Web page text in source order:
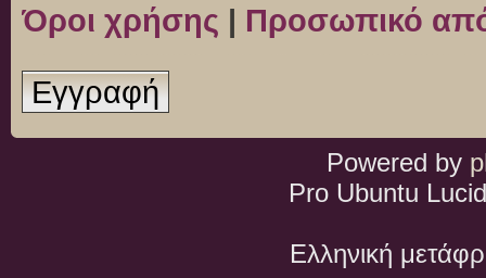
Όροι χρήσης | Προσωπικό
Εγγραφή
Powered by
Pro Ubuntu
Ελληνική